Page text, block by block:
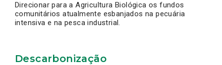
Direcionar para a Agricultura Biológica os fundos
comunitários atualmente esbanjados na pecuária
intensiva e na pesca industrial.
Descarbonização